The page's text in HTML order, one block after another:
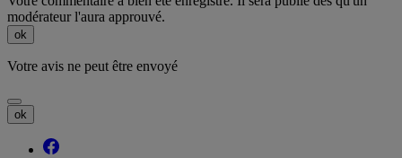
modérateur l'aura approuvé.
ok
Votre avis ne peut être envoyé
ok